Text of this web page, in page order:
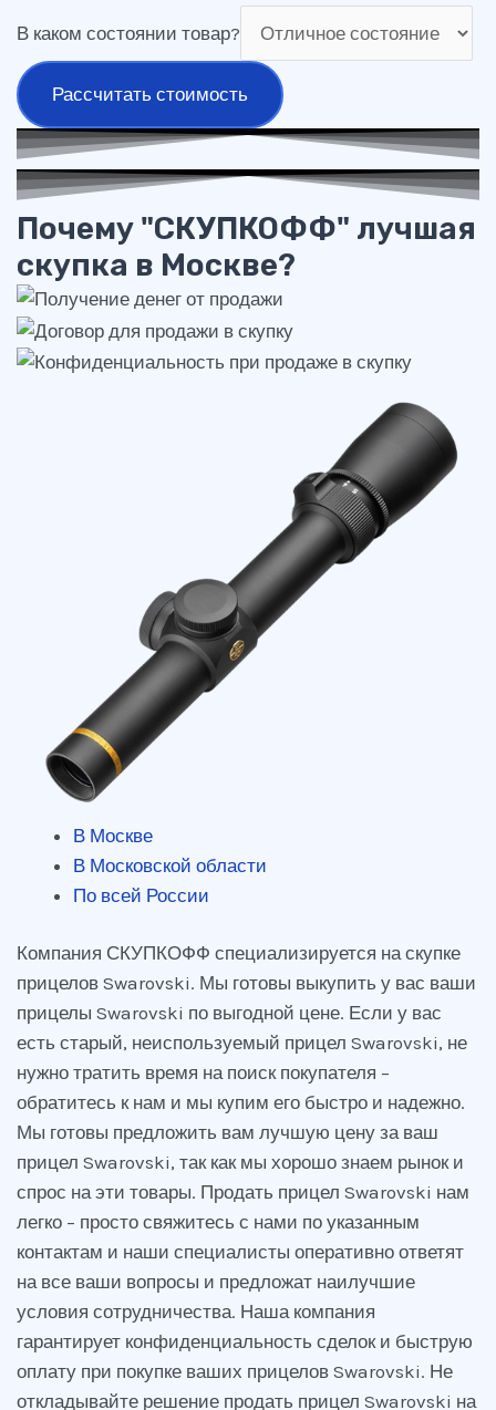
В каком состоянии товар?
Рассчитать стоимость
Почему "СКУПКОФФ" лучшая
скупка в Москве?
В Москве
В Московской области
По всей России
Компания СКУПКОФФ специализируется на скупке
прицелов Swarovski. Мы готовы выкупить у вас ваши
прицелы Swarovski по выгодной цене. Если у вас
есть старый, неиспользуемый прицел Swarovski, не
нужно тратить время на поиск покупателя –
обратитесь к нам и мы купим его быстро и надежно.
Мы готовы предложить вам лучшую цену за ваш
прицел Swarovski, так как мы хорошо знаем рынок и
спрос на эти товары. Продать прицел Swarovski нам
легко – просто свяжитесь с нами по указанным
контактам и наши специалисты оперативно ответят
на все ваши вопросы и предложат наилучшие
условия сотрудничества. Наша компания
гарантирует конфиденциальность сделок и быструю
оплату при покупке ваших прицелов Swarovski. Не
откладывайте решение продать прицел Swarovski на